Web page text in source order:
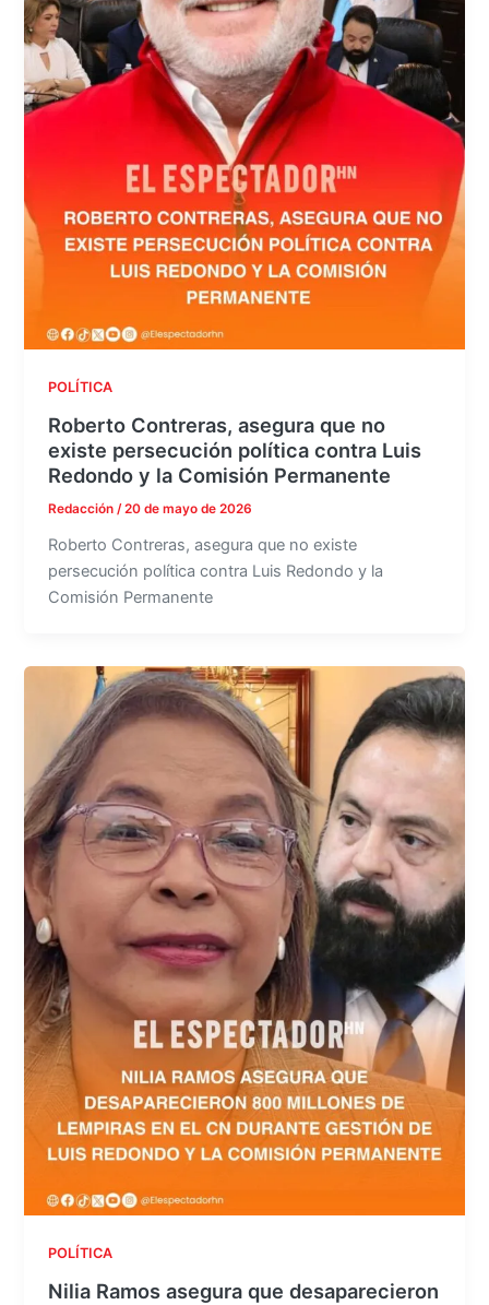
POLÍTICA
Roberto Contreras, asegura que no
existe persecución política contra Luis
Redondo y la Comisión Permanente
Redacción /20 de mayo de 2026
Roberto Contreras, asegura que no existe
persecución política contra Luis Redondo y la
Comisión Permanente
POLÍTICA
Nilia Ramos asegura que desaparecieron